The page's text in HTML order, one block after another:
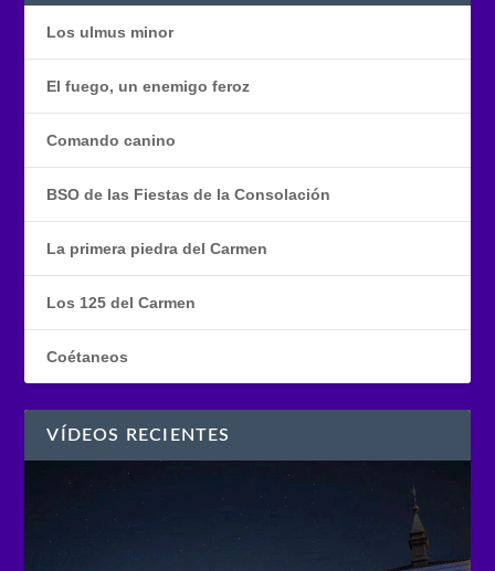
Los ulmus minor
El fuego, un enemigo feroz
Comando canino
BSO de las Fiestas de la Consolación
La primera piedra del Carmen
Los 125 del Carmen
Coétaneos
VÍDEOS RECIENTES